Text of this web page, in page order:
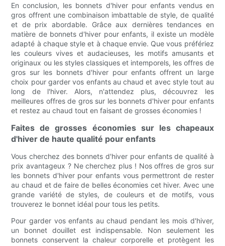
En conclusion, les bonnets d'hiver pour enfants vendus en
gros offrent une combinaison imbattable de style, de qualité
et de prix abordable. Grâce aux dernières tendances en
matière de bonnets d'hiver pour enfants, il existe un modèle
adapté à chaque style et à chaque envie. Que vous préfériez
les couleurs vives et audacieuses, les motifs amusants et
originaux ou les styles classiques et intemporels, les offres de
gros sur les bonnets d'hiver pour enfants offrent un large
choix pour garder vos enfants au chaud et avec style tout au
long de l'hiver. Alors, n'attendez plus, découvrez les
meilleures offres de gros sur les bonnets d'hiver pour enfants
et restez au chaud tout en faisant de grosses économies !
Faites de grosses économies sur les chapeaux
d'hiver de haute qualité pour enfants
Vous cherchez des bonnets d'hiver pour enfants de qualité à
prix avantageux ? Ne cherchez plus ! Nos offres de gros sur
les bonnets d'hiver pour enfants vous permettront de rester
au chaud et de faire de belles économies cet hiver. Avec une
grande variété de styles, de couleurs et de motifs, vous
trouverez le bonnet idéal pour tous les petits.
Pour garder vos enfants au chaud pendant les mois d'hiver,
un bonnet douillet est indispensable. Non seulement les
bonnets conservent la chaleur corporelle et protègent les